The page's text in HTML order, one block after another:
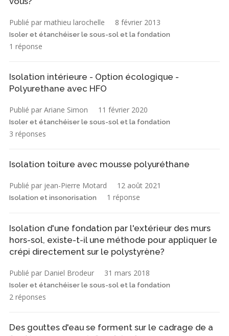
Publié par mathieu larochelle 8 février 2013
Isoler et étanchéiser le sous-sol et la fondation
1 réponse
Isolation intérieure - Option écologique -
Polyurethane avec HFO
Publié par Ariane Simon 11 février 2020
Isoler et étanchéiser le sous-sol et la fondation
3 réponses
Isolation toiture avec mousse polyuréthane
Publié par jean-Pierre Motard 12 août 2021
Isolation et insonorisation 1 réponse
Isolation d'une fondation par l'extérieur des murs
hors-sol, existe-t-il une méthode pour appliquer le
crépi directement sur le polystyrène?
Publié par Daniel Brodeur 31 mars 2018
Isoler et étanchéiser le sous-sol et la fondation
2 réponses
Des gouttes d'eau se forment sur le cadrage de a